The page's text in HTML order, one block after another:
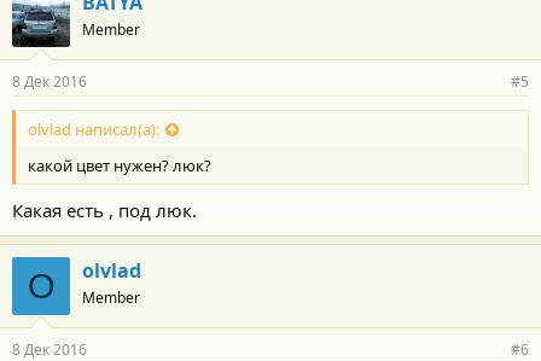
Member
8 Дек 2016 #5
olvlad написал(а):
какой цвет нужен? люк?
Какая есть , под люк.
O olvlad
Member
8 Дек 2016 #6